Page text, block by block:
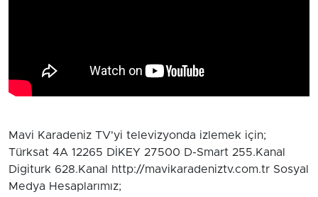
Mavi Karadeniz TV'yi televizyonda izlemek için;
Türksat 4A 12265 DİKEY 27500 D-Smart 255.Kanal
Digiturk 628.Kanal http://mavikaradeniztv.com.tr Sosyal
Medya Hesaplarımız;